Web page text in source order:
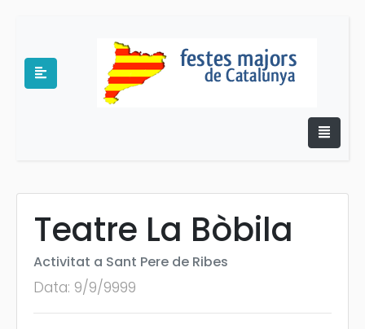
Teatre La Bòbila
Activitat a Sant Pere de Ribes
Data: 9/9/9999